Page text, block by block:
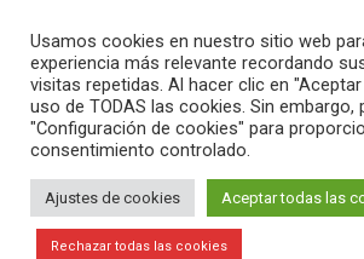
search
marzo 19, 2020
El Ejército de Tierra llega
revisar infraestructuras
Este jueves 19 de marzo,Día de San José,
Usamos cookies en nuestro sitio web
experiencia más relevante recordando
visitas repetidas. Al hacer clic en
uso de TODAS las cookies. Sin embargo,
"Configuración de cookies" para
consentimiento controlado.
Ajustes de cookies Aceptar todas las
Rechazar todas las cookies